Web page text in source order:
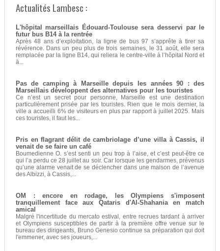
Actualités Lambesc :
L'hôpital marseillais Édouard-Toulouse sera desservi par le
futur bus B14 à la rentrée
Après 48 ans d’exploitation, la ligne de bus 97 s’apprête à tirer sa
révérence. Dans un peu plus de trois semaines, le 31 août, elle sera
remplacée par la ligne B14, qui reliera le centre-ville à l’hôpital Nord et
à...
Pas de camping à Marseille depuis les années 90 : des
Marseillais développent des alternatives pour les touristes
Ce n’est un secret pour personne, Marseille est une destination
particulièrement prisée par les touristes. Rien que le mois dernier, la
ville a accueilli 6% de visiteurs en plus par rapport à juillet 2025. Mais
ces touristes, il faut les...
Pris en flagrant délit de cambriolage d’une villa à Cassis, il
venait de se faire un café
Boumedienne O. s’est senti un peu trop à l’aise, et c’est peut-être ce
qui l’a perdu ce 28 juillet au soir. Car lorsque les gendarmes, prévenus
qu’une alarme venait de se déclencher dans une maison de l’avenue
des Albizzi, à Cassis,...
OM : encore en rodage, les Olympiens s'imposent
tranquillement face aux Qataris d'Al-Shahania en match
amical
Malgré l'incertitude du mercato estival, entre recrues tardant à arriver
et Olympiens susceptibles de partir à la première offre venue sur le
bureau des dirigeants, Bruno Genesio continue sa préparation qui doit
l'emmener, avec ses joueurs,...